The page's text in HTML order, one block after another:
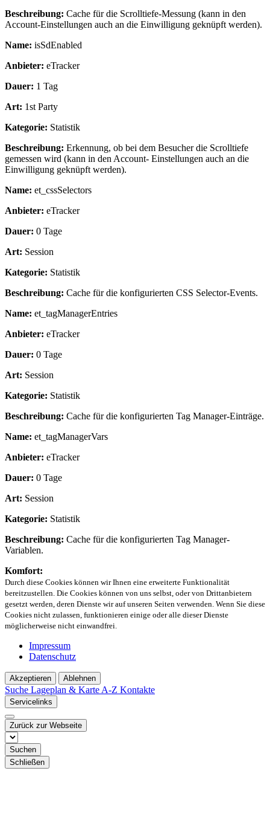
Beschreibung: Cache für die Scrolltiefe-Messung (kann in den
Account-Einstellungen auch an die Einwilligung geknüpft werden).
Name: isSdEnabled
Anbieter: eTracker
Dauer: 1 Tag
Art: 1st Party
Kategorie: Statistik
Beschreibung: Erkennung, ob bei dem Besucher die Scrolltiefe
gemessen wird (kann in den Account- Einstellungen auch an die
Einwilligung geknüpft werden).
Name: et_cssSelectors
Anbieter: eTracker
Dauer: 0 Tage
Art: Session
Kategorie: Statistik
Beschreibung: Cache für die konfigurierten CSS Selector-Events.
Name: et_tagManagerEntries
Anbieter: eTracker
Dauer: 0 Tage
Art: Session
Kategorie: Statistik
Beschreibung: Cache für die konfigurierten Tag Manager-Einträge.
Name: et_tagManagerVars
Anbieter: eTracker
Dauer: 0 Tage
Art: Session
Kategorie: Statistik
Beschreibung: Cache für die konfigurierten Tag Manager-
Variablen.
Komfort:
Durch diese Cookies können wir Ihnen eine erweiterte Funktionalität
bereitzustellen. Die Cookies können von uns selbst, oder von Drittanbietern
gesetzt werden, deren Dienste wir auf unseren Seiten verwenden. Wenn Sie diese
Cookies nicht zulassen, funktionieren einige oder alle dieser Dienste
möglicherweise nicht einwandfrei.
Impressum
Datenschutz
Akzeptieren Ablehnen
Suche Lageplan & Karte A-Z Kontakte
Servicelinks
Zurück zur Webseite
Suchen
Schließen